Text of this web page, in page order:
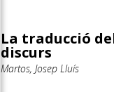
La traducció
discurs
Martos, Josep Lluís